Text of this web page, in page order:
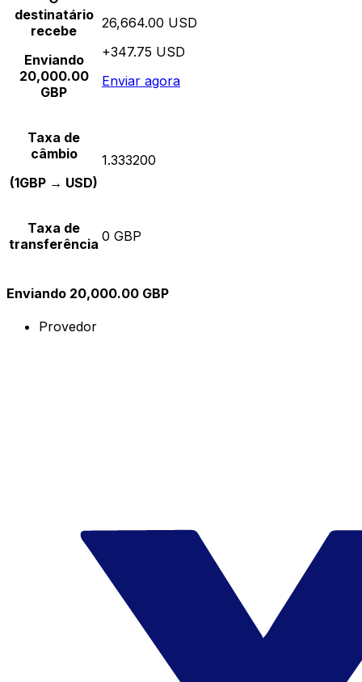
destinatário
recebe
Enviando
20,000.00
GBP
26,664.00 USD
+347.75 USD
Enviar agora
Taxa de
câmbio
(1GBP → USD)
1.333200
Taxa de
transferência 0 GBP
Enviando 20,000.00 GBP
Provedor